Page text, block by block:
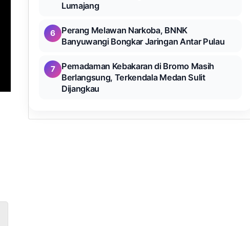
Lumajang
6
Perang Melawan Narkoba, BNNK
Banyuwangi Bongkar Jaringan Antar Pulau
7
Pemadaman Kebakaran di Bromo Masih
Berlangsung, Terkendala Medan Sulit
Dijangkau